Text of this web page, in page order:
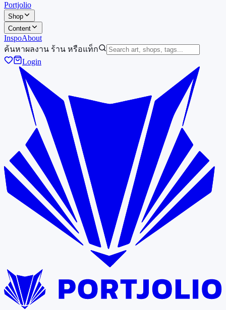
Portjolio
Shop
Content
InspoAbout
ค้นหาผลงาน ร้าน หรือแท็ก
Login